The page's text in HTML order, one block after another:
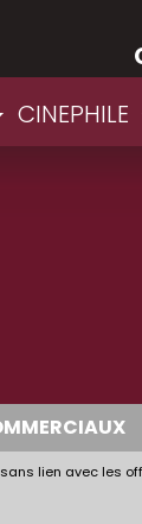
CINEPHILE
lien avec les